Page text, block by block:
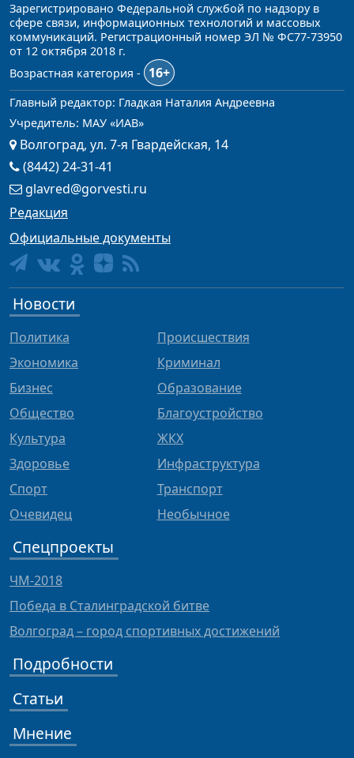
Зарегистрировано Федеральной службой по надзору в
сфере связи, информационных технологий и массовых
коммуникаций. Регистрационный номер ЭЛ № ФС77-73950
от 12 октября 2018 г.
Возрастная категория -
16+
Главный редактор: Гладкая Наталия Андреевна
Учредитель: МАУ «ИАВ»
Волгоград, ул. 7-я Гвардейская, 14
(8442) 24-31-41
glavred@gorvesti.ru
Редакция
Официальные документы
Новости
Политика
Экономика
Бизнес
Общество
Культура
Здоровье
Спорт
Очевидец
Происшествия
Криминал
Образование
Благоустройство
ЖКХ
Инфраструктура
Транспорт
Необычное
Спецпроекты
ЧМ-2018
Победа в Сталинградской битве
Волгоград – город спортивных достижений
Подробности
Статьи
Мнение